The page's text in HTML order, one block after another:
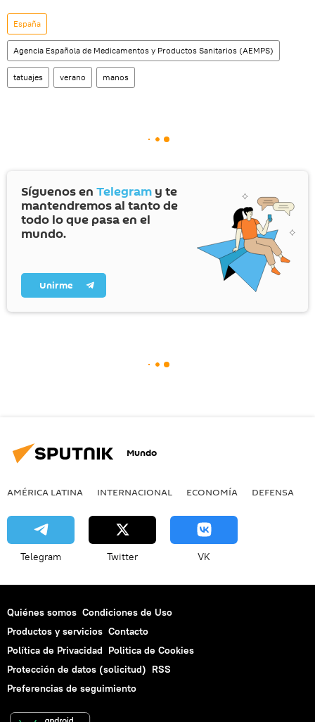
España
Agencia Española de Medicamentos y Productos Sanitarios (AEMPS)
tatuajes verano manos
Síguenos en Telegram y te
mantendremos al tanto de
todo lo que pasa en el
mundo.
Unirme
Mundo
AMÉRICA LATINA INTERNACIONAL ECONOMÍA DEFENSA
Telegram Twitter VK
Quiénes somos Condiciones de Uso
Productos y servicios Contacto
Política de Privacidad Politica de Cookies
Protección de datos (solicitud) RSS
Preferencias de seguimiento